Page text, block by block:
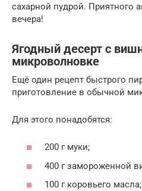
сахарной пудрой. Приятного
вечера!
Ягодный десерт с
микроволновке
Ещё один рецепт быстрого
приготовление в обычной
Для этого понадобятся:
200 г муки;
400 г замороженной
100 г коровьего масла;